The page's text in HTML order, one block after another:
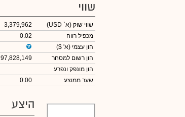
שווי
שווי שוק (א` USD)
3,379,962
מכפיל רווח
0.02
הון עצמי (א' $)
הון רשום למסחר
97,828,149
הון מונפק ונפרע
שער ממוצע
0.00
היצע